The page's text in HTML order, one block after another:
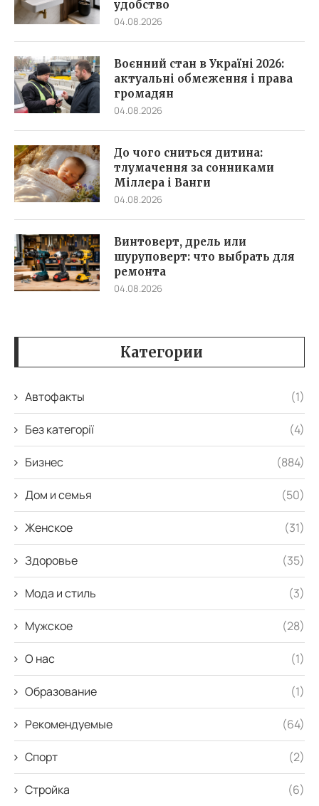
удобство
04.08.2026
Воєнний стан в Україні 2026:
актуальні обмеження і права
громадян
04.08.2026
До чого сниться дитина:
тлумачення за сонниками
Міллера і Ванги
04.08.2026
Винтоверт, дрель или
шуруповерт: что выбрать для
ремонта
04.08.2026
Категории
Автофакты (1)
Без категорії (4)
Бизнес (884)
Дом и семья (50)
Женское (31)
Здоровье (35)
Мода и стиль (3)
Мужское (28)
О нас (1)
Образование (1)
Рекомендуемые (64)
Спорт (2)
Стройка (6)